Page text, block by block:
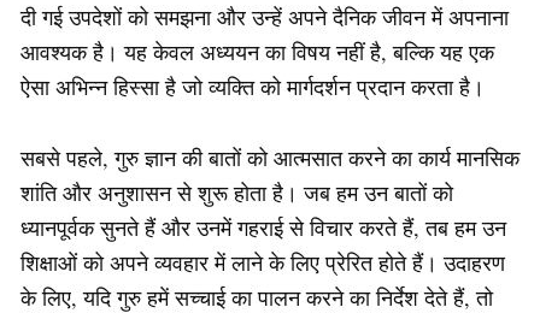
दी गई उपदेशों को समझना और उन्हें अपने दैनिक जीवन में अपनाना
आवश्यक है। यह केवल अध्ययन का विषय नहीं है, बल्कि यह एक
ऐसा अभिन्न हिस्सा है जो व्यक्ति को मार्गदर्शन प्रदान करता है।
सबसे पहले, गुरु ज्ञान की बातों को आत्मसात करने का कार्य मानसिक
शांति और अनुशासन से शुरू होता है। जब हम उन बातों को
ध्यानपूर्वक सुनते हैं और उनमें गहराई से विचार करते हैं, तब हम उन
शिक्षाओं को अपने व्यवहार में लाने के लिए प्रेरित होते हैं। उदाहरण
के लिए, यदि गुरु हमें सच्चाई का पालन करने का निर्देश देते हैं, तो